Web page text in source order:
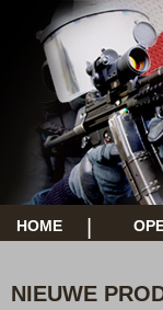
HOME
NIEUWE